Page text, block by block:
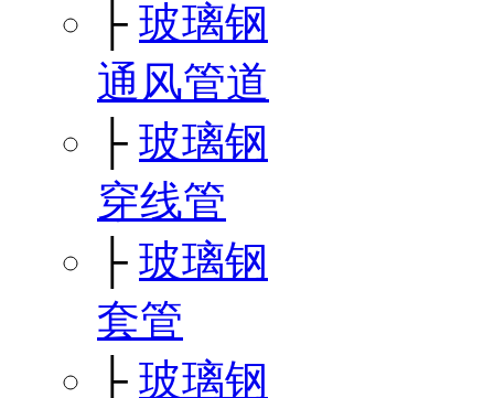
├ 玻璃钢
通风管道
├ 玻璃钢
穿线管
├ 玻璃钢
套管
├ 玻璃钢